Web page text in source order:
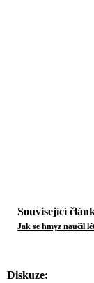
Související
Jak se hmyz naučil
Diskuze: